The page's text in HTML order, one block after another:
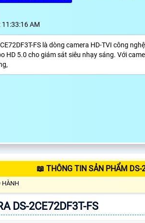
AM
FS là dòng camera HD-TVI công
HD 5.0 cho giám sát siêu nhạy sáng. Với
📖 THÔNG TIN SẢN PHẨM DS-
HÀNH
DS-2CE72DF3T-FS